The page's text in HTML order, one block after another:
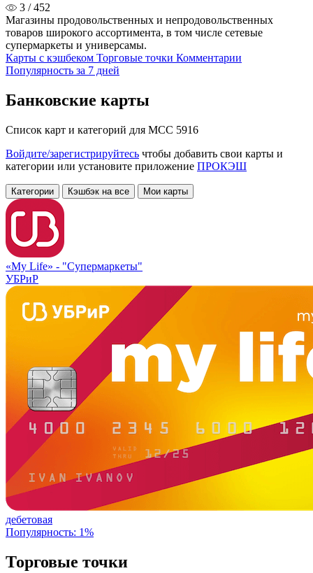
3 / 452
Магазины продовольственных и непродовольственных
товаров широкого ассортимента, в том числе сетевые
супермаркеты и универсамы.
Карты с кэшбеком Торговые точки Комментарии
Популярность за 7 дней
Банковские карты
Список карт и категорий для MCC 5916
Войдите/зарегистрируйтесь чтобы добавить свои карты и
категории или установите приложение ПРОКЭШ
Категории Кэшбэк на все Мои карты
«My Life» - "Супермаркеты"
УБРиР
дебетовая
Популярность: 1%
Торговые точки